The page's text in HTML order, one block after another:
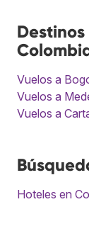
Vuelos a
Vuelos a
Vuelos a
Hoteles en